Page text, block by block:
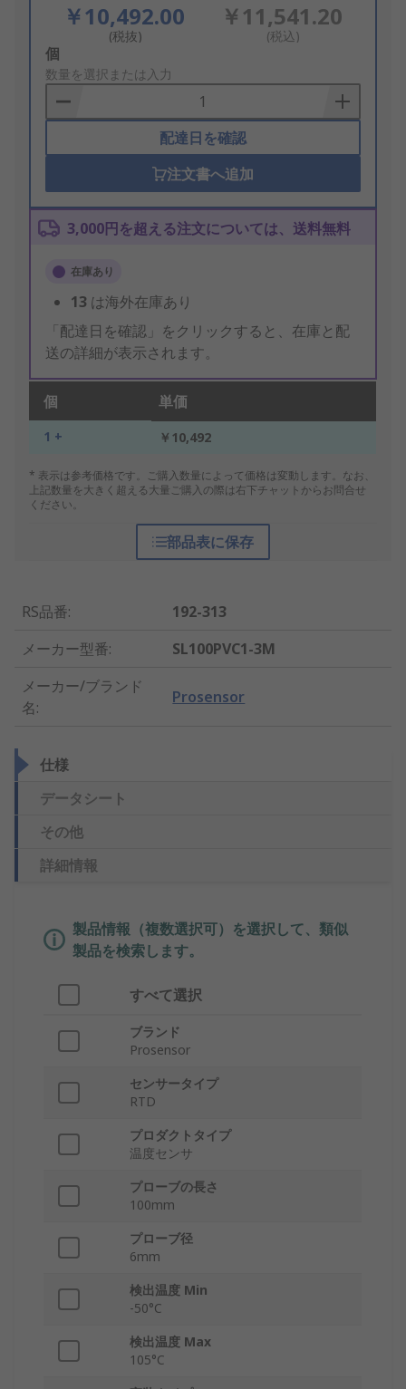
￥10,492.00
(税抜)
￥11,541.20
(税込)
Add
to
Basket
個
数量を選択または入力
配達日を確認
注文書へ追加
3,000円を超える注文については、送料無料
在庫あり
13 は海外在庫あり
「配達日を確認」をクリックすると、在庫と配
送の詳細が表示されます。
個 単価
1 + ￥10,492
* 表示は参考価格です。ご購入数量によって価格は変動します。なお、
上記数量を大きく超える大量ご購入の際は右下チャットからお問合せ
ください。
部品表に保存
RS品番:
192-313
メーカー型番:
SL100PVC1-3M
メーカー/ブランド
名:
Prosensor
仕様
データシート
その他
詳細情報
製品情報（複数選択可）を選択して、類似
製品を検索します。
すべて選択
ブランド
Prosensor
センサータイプ
RTD
プロダクトタイプ
温度センサ
プローブの長さ
100mm
プローブ径
6mm
検出温度 Min
-50°C
検出温度 Max
105°C